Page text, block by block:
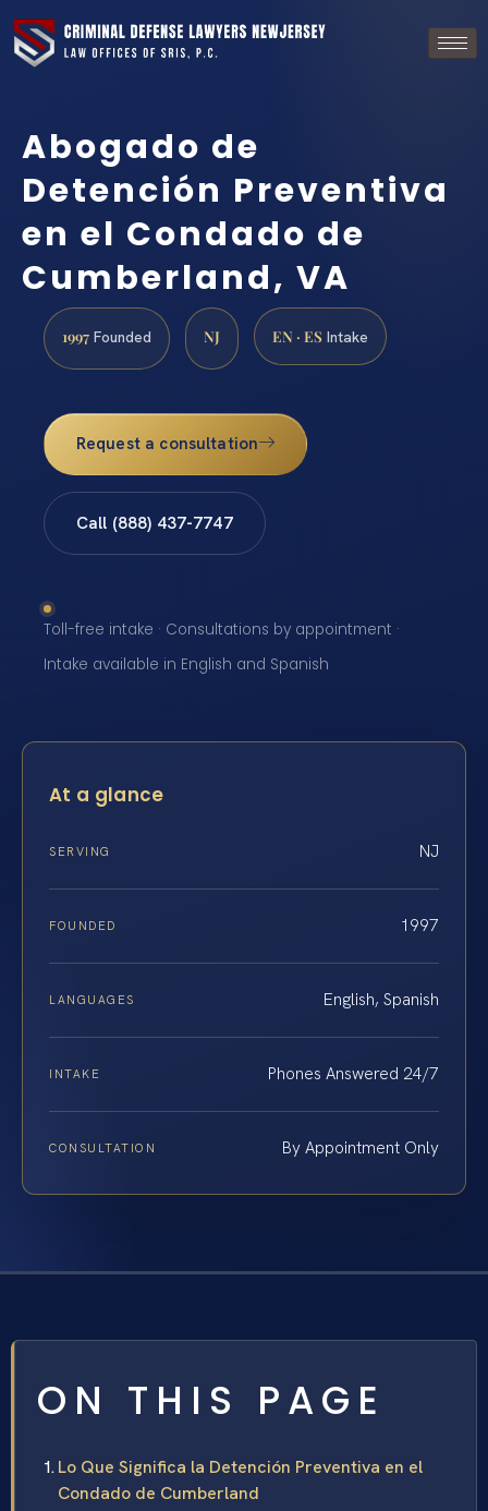
Abogado de
Detención Preventiva
en el Condado de
Cumberland, VA
1997 Founded NJ EN · ES Intake
Request a consultation
Call (888) 437-7747
Toll-free intake · Consultations by appointment ·
Intake available in English and Spanish
At a glance
SERVING NJ
FOUNDED 1997
LANGUAGES English, Spanish
INTAKE Phones Answered 24/7
CONSULTATION By Appointment Only
ON THIS PAGE
Lo Que Significa la Detención Preventiva en el
Condado de Cumberland